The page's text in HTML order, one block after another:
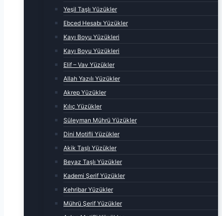
Yeşil Taşlı Yüzükler
Ebced Hesabı Yüzükler
Kayı Boyu Yüzükleri
Kayı Boyu Yüzükleri
Elif – Vav Yüzükler
Allah Yazılı Yüzükler
Akrep Yüzükler
Kılıç Yüzükler
Süleyman Mührü Yüzükler
Dini Motifli Yüzükler
Akik Taşlı Yüzükler
Beyaz Taşlı Yüzükler
Kademi Şerif Yüzükler
Kehribar Yüzükler
Mührü Şerif Yüzükler